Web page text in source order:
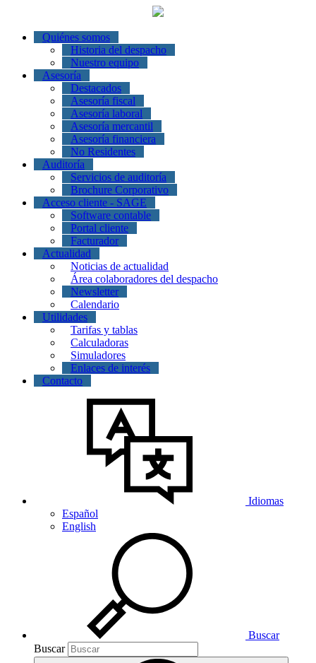
Quiénes somos
Historia del despacho
Nuestro equipo
Asesoría
Destacados
Asesoría fiscal
Asesoría laboral
Asesoría mercantil
Asesoría financiera
No Residentes
Auditoría
Servicios de auditoría
Brochure Corporativo
Acceso cliente - SAGE
Software contable
Portal cliente
Facturador
Actualidad
Noticias de actualidad
Área colaboradores del despacho
Newsletter
Calendario
Utilidades
Tarifas y tablas
Calculadoras
Simuladores
Enlaces de interés
Contacto
Idiomas
Español
English
Buscar
Buscar